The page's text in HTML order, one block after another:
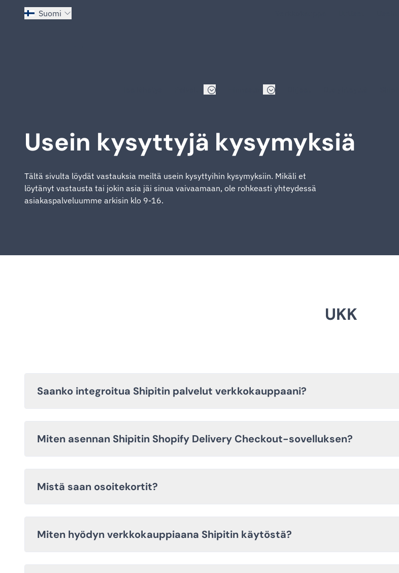
Suomi
Usein kysyttyjä kysymyksiä
Tältä sivulta löydät vastauksia meiltä usein kysyttyihin kysymyksiin. Mikäli et
löytänyt vastausta tai jokin asia jäi sinua vaivaamaan, ole rohkeasti yhteydessä
asiakaspalveluumme arkisin klo 9-16.
UKK
Saanko integroitua Shipitin palvelut verkkokauppaani?
Miten asennan Shipitin Shopify Delivery Checkout-sovelluksen?
Mistä saan osoitekortit?
Miten hyödyn verkkokauppiaana Shipitin käytöstä?